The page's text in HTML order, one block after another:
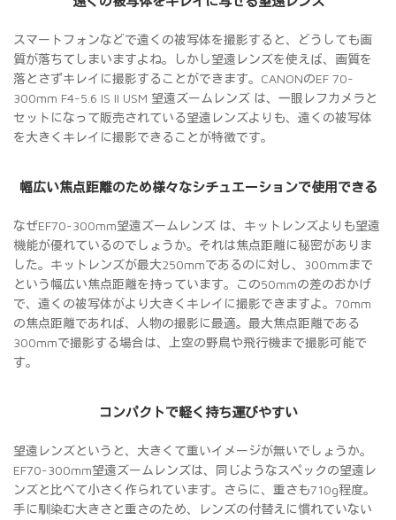
スマートフォンなどで遠くの被写体を撮影すると、どうしても画
質が落ちてしまいますよね。しかし望遠レンズを使えば、画質を
落とさずキレイに撮影することができます。CANONのEF 70-
300mm F4-5.6 IS II USM 望遠ズームレンズ は、一眼レフカメラと
セットになって販売されている望遠レンズよりも、遠くの被写体
を大きくキレイに撮影できることが特徴です。
幅広い焦点距離のため様々なシチュエーションで使用できる
なぜEF70-300mm望遠ズームレンズ は、キットレンズよりも望遠
機能が優れているのでしょうか。それは焦点距離に秘密がありま
した。キットレンズが最大250mmであるのに対し、300mmまで
という幅広い焦点距離を持っています。この50mmの差のおかげ
で、遠くの被写体がより大きくキレイに撮影できますよ。70mm
の焦点距離であれば、人物の撮影に最適。最大焦点距離である
300mmで撮影する場合は、上空の野鳥や飛行機まで撮影可能で
す。
コンパクトで軽く持ち運びやすい
望遠レンズというと、大きくて重いイメージが無いでしょうか。
EF70-300mm望遠ズームレンズは、同じようなスペックの望遠レ
ンズと比べて小さく作られています。さらに、重さも710g程度。
手に馴染む大きさと重さのため、レンズの付替えに慣れていない